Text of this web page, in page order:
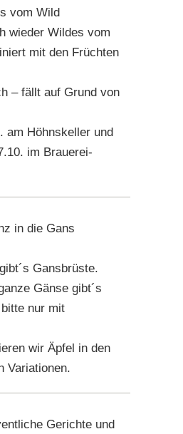
vom Wild
wieder Wildes vom
mit den Früchten
– fällt auf Grund von
am Höhnskeller und
im Brauerei-
in die Gans
Gansbrüste.
Gänse gibt´s
nur mit
wir Äpfel in den
Variationen.
Gerichte und